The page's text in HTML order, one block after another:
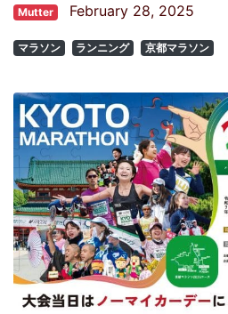
Mutter February 28, 2025
マラソン ランニング 京都マラソン